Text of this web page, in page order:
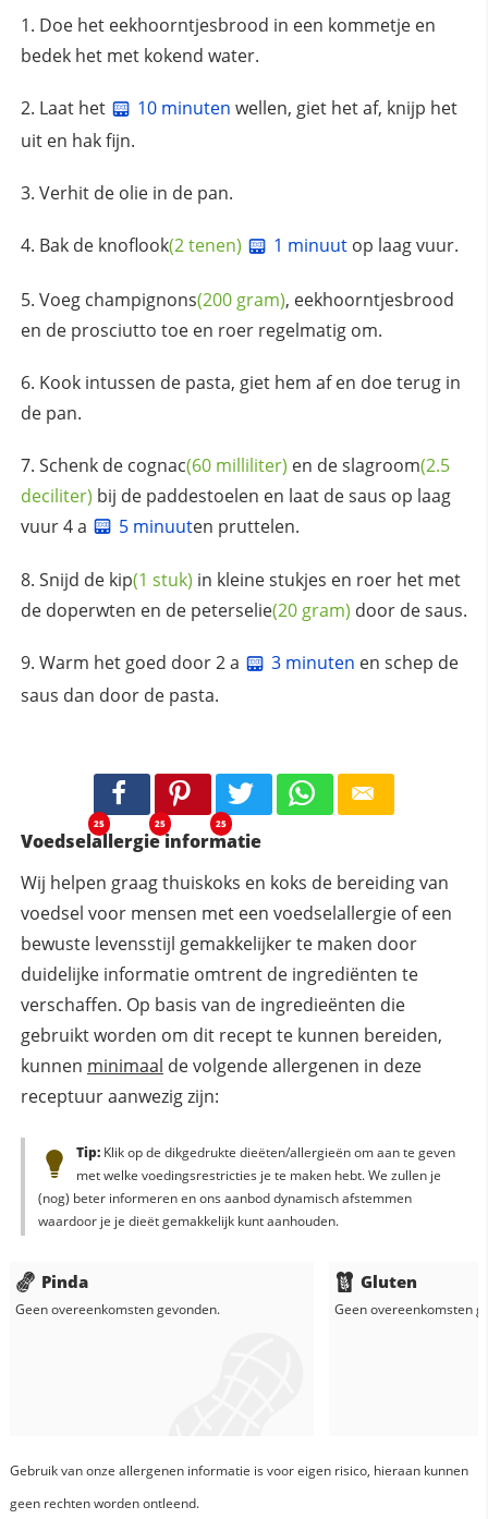
Doe het eekhoorntjesbrood in een kommetje en
bedek het met kokend water.
Laat het 10 minuten wellen, giet het af, knijp het
uit en hak fijn.
Verhit de olie in de pan.
Bak de knoflook(2 tenen) 1 minuutop laag vuur.
Voeg champignons(200 gram), eekhoorntjesbrood
en de prosciutto toe en roer regelmatig om.
Kook intussen de pasta, giet hem af en doe terug in
de pan.
Schenk de cognac(60 milliliter) en deslagroom(2.5
deciliter) bij de paddestoelen en laat de saus op laag
vuur 4 a
5 minuuten pruttelen.
Snijd de kip(1 stuk) in kleine stukjes en roer het met
de doperwten en de peterselie(20 gram) door de saus.
Warm het goed door 2 a 3 minuten en schep de
saus dan door de pasta.
25 25 25
Voedselallergie informatie
Wij helpen graag thuiskoks en koks de bereiding van
voedsel voor mensen met een voedselallergie of een
bewuste levensstijl gemakkelijker te maken door
duidelijke informatie omtrent de ingrediënten te
verschaffen. Op basis van de ingredieënten die
gebruikt worden om dit recept te kunnen bereiden,
kunnen minimaal de volgende allergenen in deze
receptuur aanwezig zijn:
Tip:Klik op de dikgedrukte dieëten/allergieën om aan te geven
met welke voedingsrestricties je te maken hebt. We zullen je
(nog) beter informeren en ons aanbod dynamisch afstemmen
waardoor je je dieët gemakkelijk kunt aanhouden.
Pinda
Geen overeenkomsten gevonden.
Gluten
Geen overeenkomsten
Gebruik van onze allergenen informatie is voor eigen risico, hieraan kunnen
geen rechten worden ontleend.